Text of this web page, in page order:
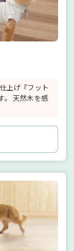
上げ『フット
。 天然木を感